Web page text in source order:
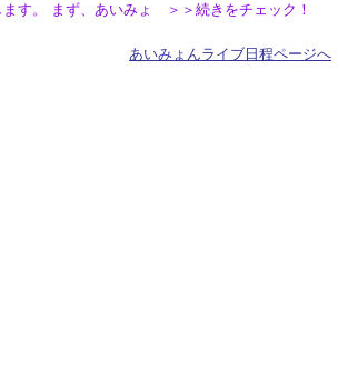
ます。 まず、あいみょ ＞＞続きをチェック！
あいみょんライブ日程ページへ